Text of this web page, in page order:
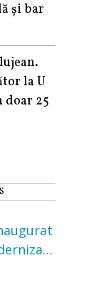
și bar
la U
25